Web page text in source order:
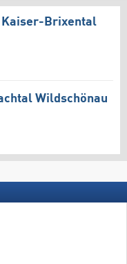
Brixental
Wildschönau